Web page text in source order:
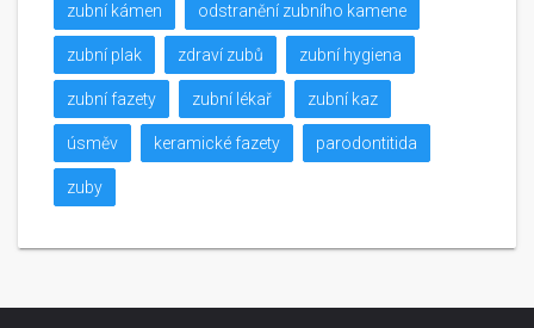
zubní kámen odstranění zubního kamene
zubní plak zdraví zubů zubní hygiena
zubní fazety zubní lékař zubní kaz
úsměv keramické fazety parodontitida
zuby